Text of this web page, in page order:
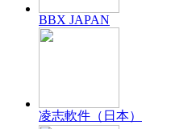
BBX JAPAN
凌志軟件（日本）